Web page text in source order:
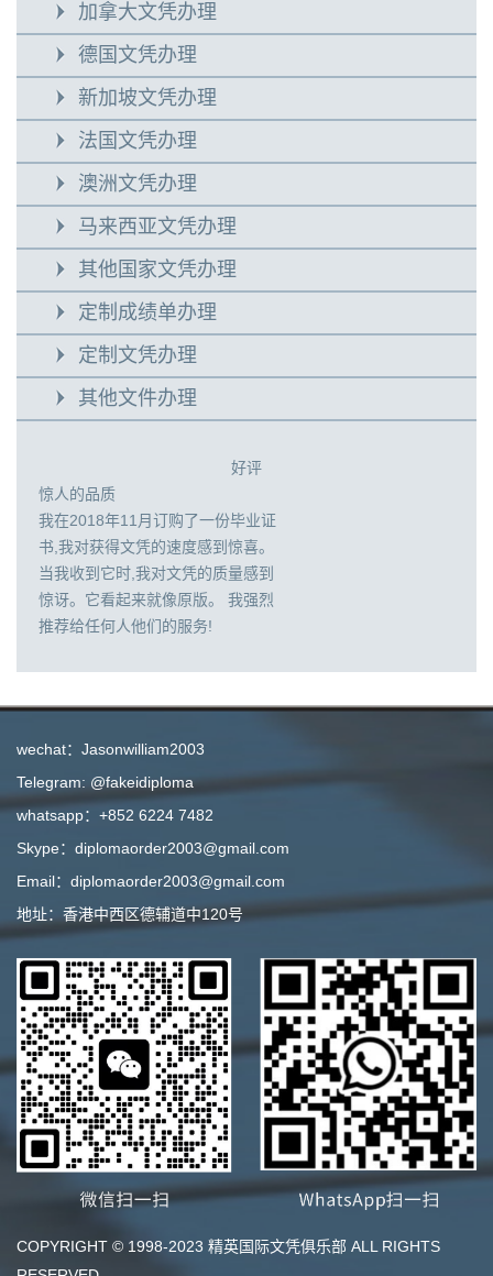
加拿大文凭办理
德国文凭办理
新加坡文凭办理
法国文凭办理
澳洲文凭办理
马来西亚文凭办理
其他国家文凭办理
定制成绩单办理
定制文凭办理
其他文件办理
好评
惊人的品质
我在2018年11月订购了一份毕业证
书,我对获得文凭的速度感到惊喜。
当我收到它时,我对文凭的质量感到
惊讶。它看起来就像原版。 我强烈
推荐给任何人他们的服务!
wechat：Jasonwilliam2003
Telegram: @fakeidiploma
whatsapp：+852 6224 7482
Skype：diplomaorder2003@gmail.com
Email：diplomaorder2003@gmail.com
地址：香港中西区德辅道中120号
COPYRIGHT © 1998-2023 精英国际文凭俱乐部 ALL RIGHTS